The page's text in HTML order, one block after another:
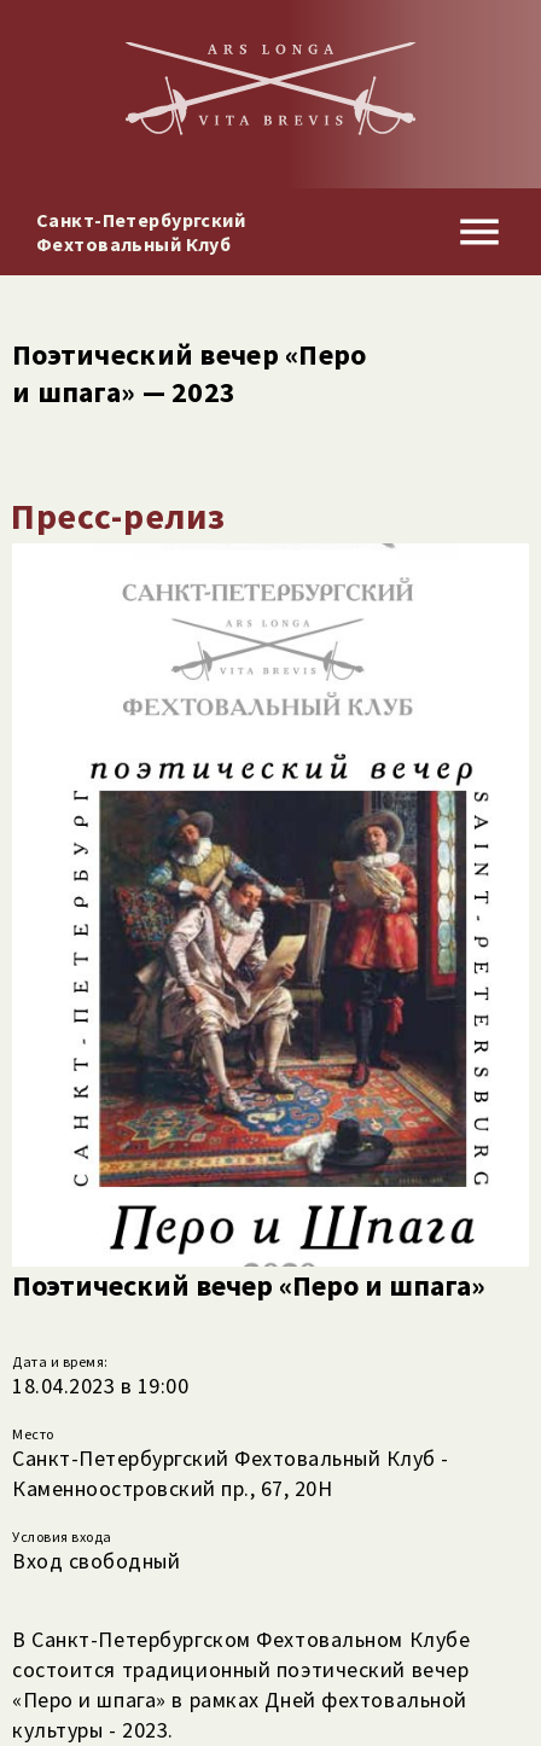
Санкт-Петербургский
Фехтовальный Клуб
Поэтический вечер «Перо
и шпага» — 2023
Пресс-релиз
Поэтический вечер «Перо и шпага»
Дата и время:
18.04.2023 в 19:00
Место
Санкт-Петербургский Фехтовальный Клуб -
Каменноостровский пр., 67, 20Н
Условия входа
Вход свободный
В Санкт-Петербургском Фехтовальном Клубе
состоится традиционный поэтический вечер
«Перо и шпага» в рамках Дней фехтовальной
культуры - 2023.